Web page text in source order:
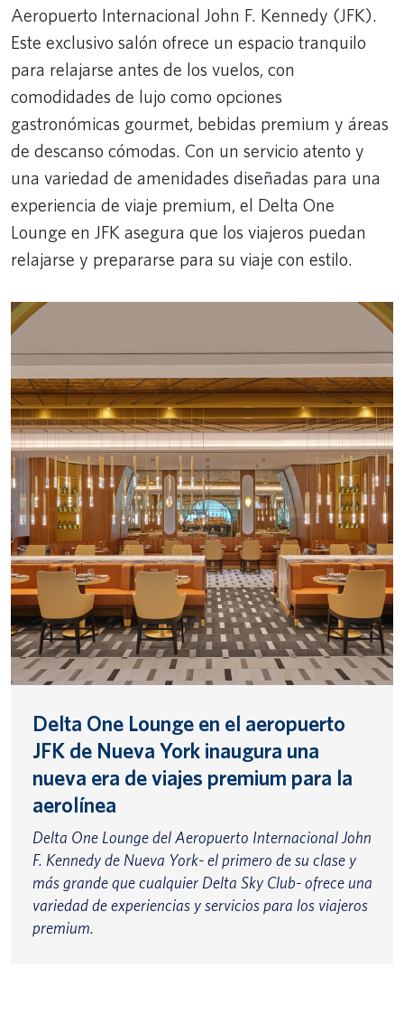
Aeropuerto Internacional John F. Kennedy (JFK).
Este exclusivo salón ofrece un espacio tranquilo
para relajarse antes de los vuelos, con
comodidades de lujo como opciones
gastronómicas gourmet, bebidas premium y áreas
de descanso cómodas. Con un servicio atento y
una variedad de amenidades diseñadas para una
experiencia de viaje premium, el Delta One
Lounge en JFK asegura que los viajeros puedan
relajarse y prepararse para su viaje con estilo.
Delta One Lounge en el aeropuerto
JFK de Nueva York inaugura una
nueva era de viajes premium para la
aerolínea
Delta One Lounge del Aeropuerto Internacional John
F. Kennedy de Nueva York- el primero de su clase y
más grande que cualquier Delta Sky Club- ofrece una
variedad de experiencias y servicios para los viajeros
premium.